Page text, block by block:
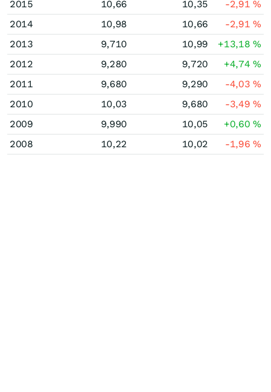
2015
10,66 10,35 -2,91%
2014
10,98 10,66 -2,91%
2013
9,710 10,99 +13,18%
2012
9,280 9,720 +4,74%
2011
9,680 9,290 -4,03%
2010
10,03 9,680 -3,49%
2009
9,990 10,05 +0,60%
2008
10,22 10,02 -1,96%